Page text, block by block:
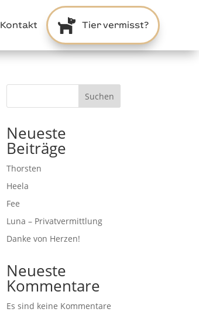
Kontakt  Tier vermisst?
Suchen
Neueste
Beiträge
Thorsten
Heela
Fee
Luna – Privatvermittlung
Danke von Herzen!
Neueste
Kommentare
Es sind keine Kommentare